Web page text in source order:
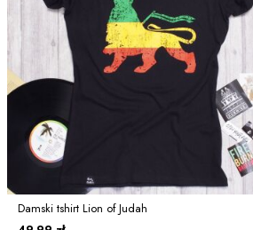
Damski tshirt Lion of Judah